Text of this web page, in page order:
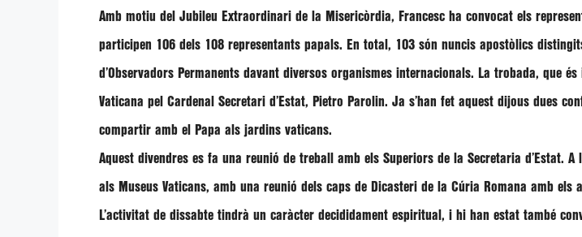
Amb motiu del Jubileu Extraordinari de la Misericòrdia, Francesc ha convocat els
participen 106 dels 108 representants papals. En total, 103 són nuncis apostòlics
d’Observadors Permanents davant diversos organismes internacionals. La trobada, que
Vaticana pel Cardenal Secretari d’Estat, Pietro Parolin. Ja s’han fet aquest dijous dues
compartir amb el Papa als jardins vaticans.
Aquest divendres es fa una reunió de treball amb els Superiors de la Secretaria d’Estat.
als Museus Vaticans, amb una reunió dels caps de Dicasteri de la Cúria Romana amb
L’activitat de dissabte tindrà un caràcter decididament espiritual, i hi han estat també